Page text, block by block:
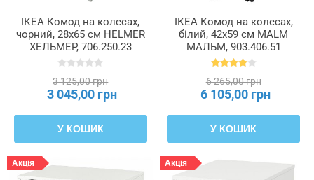
ІКЕА Комод на колесах,
чорний, 28x65 см HELMER
ХЕЛЬМЕР, 706.250.23
3 125,00 грн
3 045,00 грн
У КОШИК
ІКЕА Комод на колесах,
білий, 42x59 см MALM
МАЛЬМ, 903.406.51
6 265,00 грн
6 105,00 грн
У КОШИК
Акція Акція